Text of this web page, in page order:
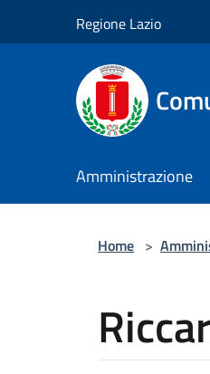
Regione Lazio
Amministrazione
Home >